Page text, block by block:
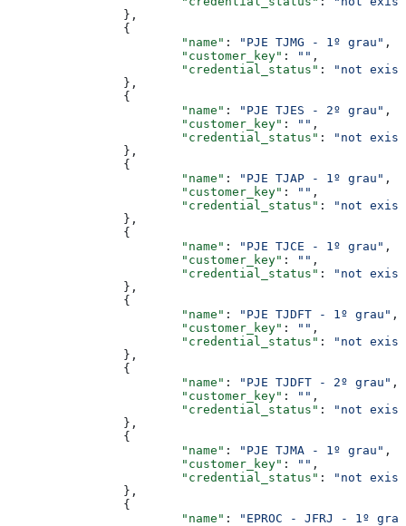
		},
		{
			"name"
: "PJE TJMG - 1º grau" ,
			"customer_key"
: "" ,
			"credential_status"
:
"not
		},
		{
			"name"
: "PJE TJES - 2º grau" ,
			"customer_key"
: "" ,
			"credential_status"
:
"not
		},
		{
			"name"
: "PJE TJAP - 1º grau" ,
			"customer_key"
: "" ,
			"credential_status"
:
"not
		},
		{
			"name"
: "PJE TJCE - 1º grau" ,
			"customer_key"
: "" ,
			"credential_status"
:
"not
		},
		{
			"name"
: "PJE TJDFT - 1º grau" ,
			"customer_key"
: "" ,
			"credential_status"
:
"not
		},
		{
			"name"
: "PJE TJDFT - 2º grau" ,
			"customer_key"
: "" ,
			"credential_status"
:
"not
		},
		{
			"name"
: "PJE TJMA - 1º grau" ,
			"customer_key"
: "" ,
			"credential_status"
:
"not
		},
		{
			"name"
:
"EPROC - JFRJ - 1º